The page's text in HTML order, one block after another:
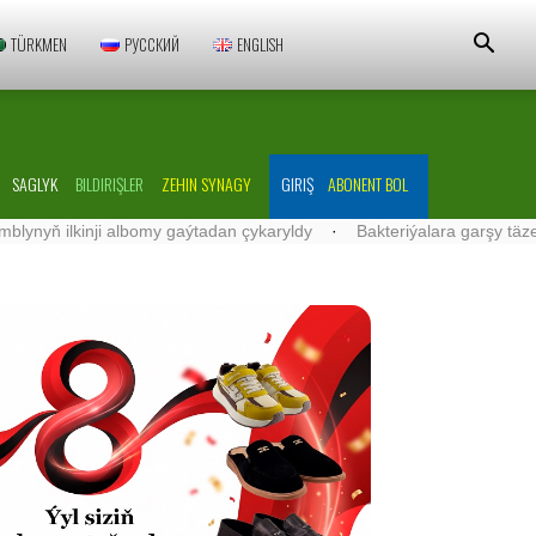
TÜRKMEN РУССКИЙ ENGLISH
SAGLYK BILDIRIŞLER ZEHIN SYNAGY GIRIŞ ABONENT BOL
ilkinji albomy gaýtadan çykaryldy · Bakteriýalara garşy täze